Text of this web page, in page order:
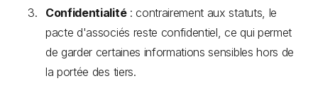
Confidentialité: contrairement aux statuts, le
pacte d'associés reste confidentiel, ce qui permet
de garder certaines informations sensibles hors de
la portée des tiers.